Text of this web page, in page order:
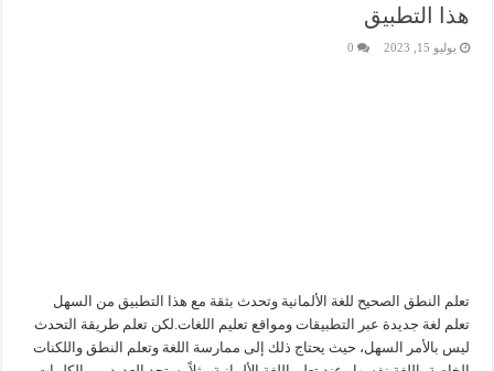
هذا التطبيق
يوليو 15, 2023 0
تعلم النطق الصحيح للغة الألمانية وتحدث بثقة مع هذا التطبيق من السهل
تعلم لغة جديدة عبر التطبيقات ومواقع تعليم اللغات.لكن تعلم طريقة التحدث
ليس بالأمر السهل، حيث يحتاج ذلك إلى ممارسة اللغة وتعلم النطق واللكنات